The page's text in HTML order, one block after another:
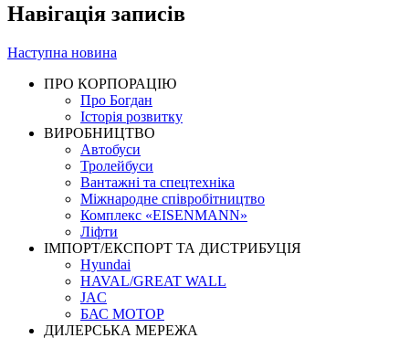
Навігація записів
Наступна новина
ПРО КОРПОРАЦІЮ
Про Богдан
Історія розвитку
ВИРОБНИЦТВО
Автобуси
Тролейбуси
Вантажні та спецтехніка
Міжнародне співробітництво
Комплекс «EISENMANN»
Ліфти
ІМПОРТ/ЕКСПОРТ ТА ДИСТРИБУЦІЯ
Hyundai
HAVAL/GREAT WALL
JAC
БАС МОТОР
ДИЛЕРСЬКА МЕРЕЖА